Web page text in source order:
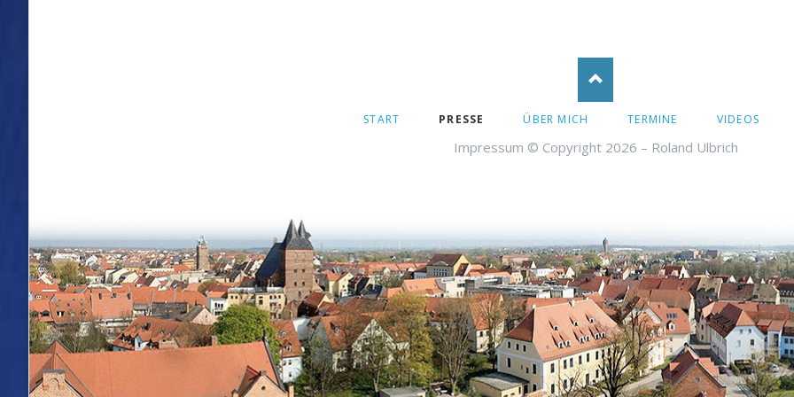
ÜBERSPRINGEN
START PRESSE ÜBER MICH TERMINE VIDEOS
Impressum © Copyright 2026 – Roland Ulbrich